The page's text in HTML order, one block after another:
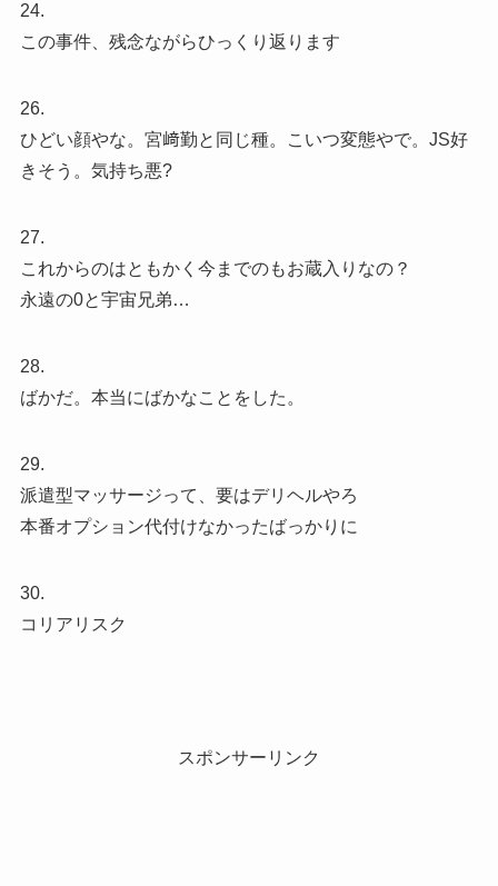
24.
この事件、残念ながらひっくり返ります
26.
ひどい顔やな。宮﨑勤と同じ種。こいつ変態やで。JS好
きそう。気持ち悪?
27.
これからのはともかく今までのもお蔵入りなの？
永遠の0と宇宙兄弟…
28.
ばかだ。本当にばかなことをした。
29.
派遣型マッサージって、要はデリヘルやろ
本番オプション代付けなかったばっかりに
30.
コリアリスク
スポンサーリンク